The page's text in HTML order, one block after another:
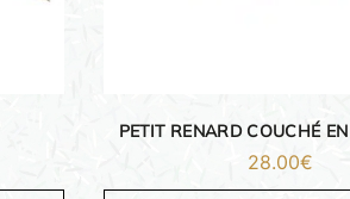
PETIT RENARD COUCHÉ
28.00€